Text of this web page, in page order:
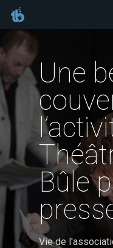
Skip
to
main
content
Une
Bûle
Vie de